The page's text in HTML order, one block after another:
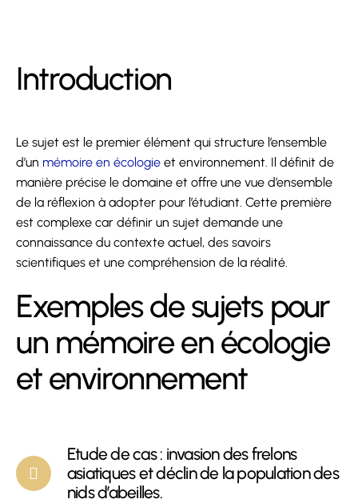
Introduction
Le sujet est le premier élément qui structure l’ensemble
d’un mémoire en écologieet environnement. Il définit de
manière précise le domaine et offre une vue d’ensemble
de la réflexion à adopter pour l’étudiant. Cette première
est complexe car définir un sujet demande une
connaissance du contexte actuel, des savoirs
scientifiques et une compréhension de la réalité.
Exemples de sujets pour
un mémoire en écologie
et environnement
Etude de cas : invasion des frelons
asiatiques et déclin de la population des
nids d’abeilles.